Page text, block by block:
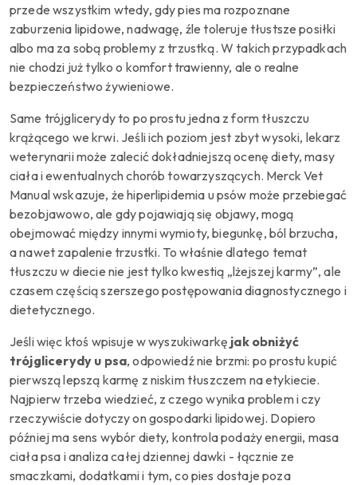
przede wszystkim wtedy, gdy pies ma rozpoznane
zaburzenia lipidowe, nadwagę, źle toleruje tłustsze posiłki
albo ma za sobą problemy z trzustką. W takich przypadkach
nie chodzi już tylko o komfort trawienny, ale o realne
bezpieczeństwo żywieniowe.
Same trójglicerydy to po prostu jedna z form tłuszczu
krążącego we krwi. Jeśli ich poziom jest zbyt wysoki, lekarz
weterynarii może zalecić dokładniejszą ocenę diety, masy
ciała i ewentualnych chorób towarzyszących. Merck Vet
Manual wskazuje, że hiperlipidemia u psów może przebiegać
bezobjawowo, ale gdy pojawiają się objawy, mogą
obejmować między innymi wymioty, biegunkę, ból brzucha,
a nawet zapalenie trzustki. To właśnie dlatego temat
tłuszczu w diecie nie jest tylko kwestią „lżejszej karmy”, ale
czasem częścią szerszego postępowania diagnostycznego i
dietetycznego.
Jeśli więc ktoś wpisuje w wyszukiwarkę jak obniżyć
trójglicerydy u psa, odpowiedź nie brzmi: po prostu kupić
pierwszą lepszą karmę z niskim tłuszczem na etykiecie.
Najpierw trzeba wiedzieć, z czego wynika problem i czy
rzeczywiście dotyczy on gospodarki lipidowej. Dopiero
później ma sens wybór diety, kontrola podaży energii, masa
ciała psa i analiza całej dziennej dawki - łącznie ze
smaczkami, dodatkami i tym, co pies dostaje poza